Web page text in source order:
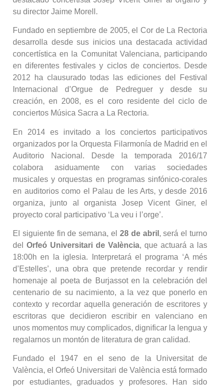
su director Jaime Morell.
Fundado en septiembre de 2005, el Cor de La Rectoria
desarrolla desde sus inicios una destacada actividad
concertística en la Comunitat Valenciana, participando
en diferentes festivales y ciclos de conciertos. Desde
2012 ha clausurado todas las ediciones del Festival
Internacional d’Orgue de Pedreguer y desde su
creación, en 2008, es el coro residente del ciclo de
conciertos Música Sacra a La Rectoria.
En 2014 es invitado a los conciertos participativos
organizados por la Orquesta Filarmonía de Madrid en el
Auditorio Nacional. Desde la temporada 2016/17
colabora asiduamente con varias sociedades
musicales y orquestas en programas sinfónico-corales
en auditorios como el Palau de les Arts, y desde 2016
organiza, junto al organista Josep Vicent Giner, el
proyecto coral participativo ‘La veu i l’orge’.
El siguiente fin de semana, el 28 de abril , será el turno
del Orfeó Universitari de València, que actuará a las
18:00h en la iglesia. Interpretará el programa ‘A més
d’Estelles’, una obra que pretende recordar y rendir
homenaje al poeta de Burjassot en la celebración del
centenario de su nacimiento, a la vez que ponerlo en
contexto y recordar aquella generación de escritores y
escritoras que decidieron escribir en valenciano en
unos momentos muy complicados, dignificar la lengua y
regalarnos un montón de literatura de gran calidad.
Fundado el 1947 en el seno de la Universitat de
València, el Orfeó Universitari de València está formado
por estudiantes, graduados y profesores. Han sido